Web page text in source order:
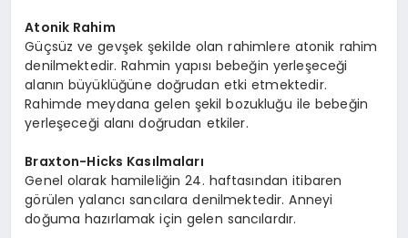
Atonik Rahim
Güçsüz ve gevşek şekilde olan rahimlere atonik rahim
denilmektedir. Rahmin yapısı bebeğin yerleşeceği
alanın büyüklüğüne doğrudan etki etmektedir.
Rahimde meydana gelen şekil bozukluğu ile bebeğin
yerleşeceği alanı doğrudan etkiler.
Braxton-Hicks Kasılmaları
Genel olarak hamileliğin 24. haftasından itibaren
görülen yalancı sancılara denilmektedir. Anneyi
doğuma hazırlamak için gelen sancılardır.